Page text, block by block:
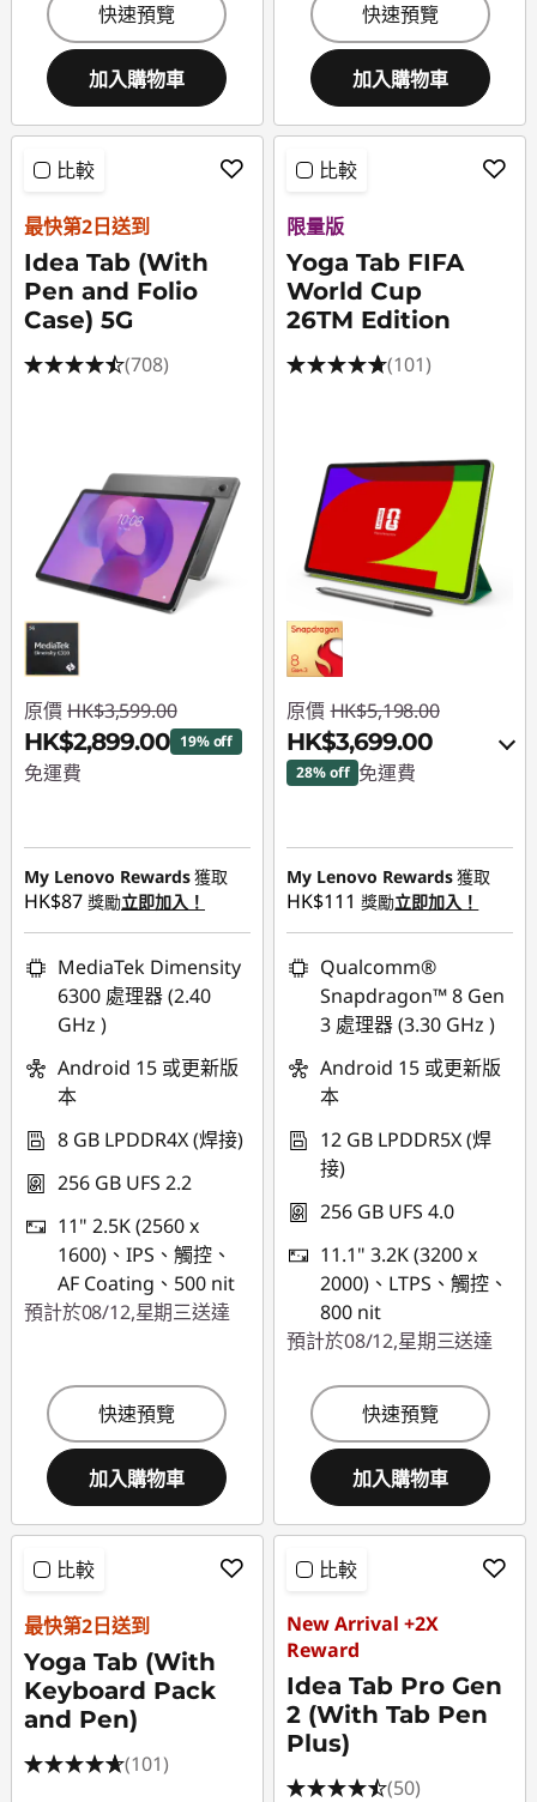
快速預覽
加入購物車
快速預覽
加入購物車
比較
最快第2日送到
Idea Tab (With
Pen and Folio
Case) 5G
(708)
原價 HK$3,599.00
HK$2,899.00 19% off
免運費
My Lenovo Rewards獲取
HK$87 獎勵立即加入！
MediaTek Dimensity
6300 處理器 (2.40
GHz )
Android 15 或更新版
本
8 GB LPDDR4X (焊接)
256 GB UFS 2.2
11" 2.5K (2560 x
1600)、IPS、觸控、
AF Coating、500 nit
預計於08/12,星期三送達
快速預覽
加入購物車
比較
限量版
Yoga Tab FIFA
World Cup
26TM Edition
(101)
原價 HK$5,198.00
HK$3,699.00
28% off 免運費
eCoupon Savings :
HK$1,499.00
*Savings cannot be
combined
使用優惠券 :PCEXPO
My Lenovo Rewards獲取
HK$111 獎勵立即加入！
Qualcomm®
Snapdragon™ 8 Gen
3 處理器 (3.30 GHz )
Android 15 或更新版
本
12 GB LPDDR5X (焊
接)
256 GB UFS 4.0
11.1" 3.2K (3200 x
2000)、LTPS、觸控、
800 nit
預計於08/12,星期三送達
快速預覽
加入購物車
比較
最快第2日送到
Yoga Tab (With
Keyboard Pack
and Pen)
(101)
比較
New Arrival +2X
Reward
Idea Tab Pro Gen
2 (With Tab Pen
Plus)
(50)